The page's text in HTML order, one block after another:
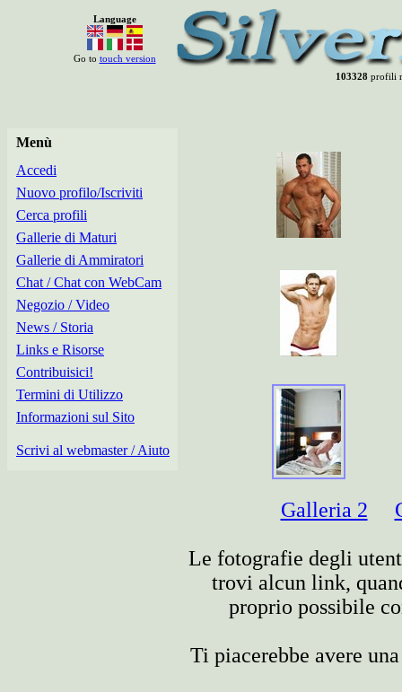
Language
Go to touch version
103328 profili
Menù
Accedi
Nuovo profilo/Iscriviti
Cerca profili
Gallerie di Maturi
Gallerie di Ammiratori
Chat / Chat con WebCam
Negozio / Video
News / Storia
Links e Risorse
Contribuisici!
Termini di Utilizzo
Informazioni sul Sito
Scrivi al webmaster / Aiuto
Galleria 2
Le fotografie degli
trovi alcun link,
proprio possibile
Ti piacerebbe avere